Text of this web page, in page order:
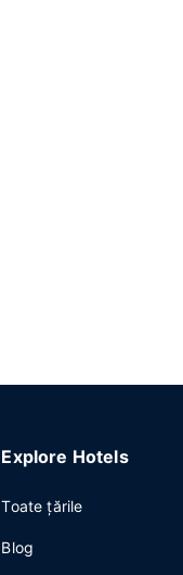
Explore Hotels
Toate ţările
Blog